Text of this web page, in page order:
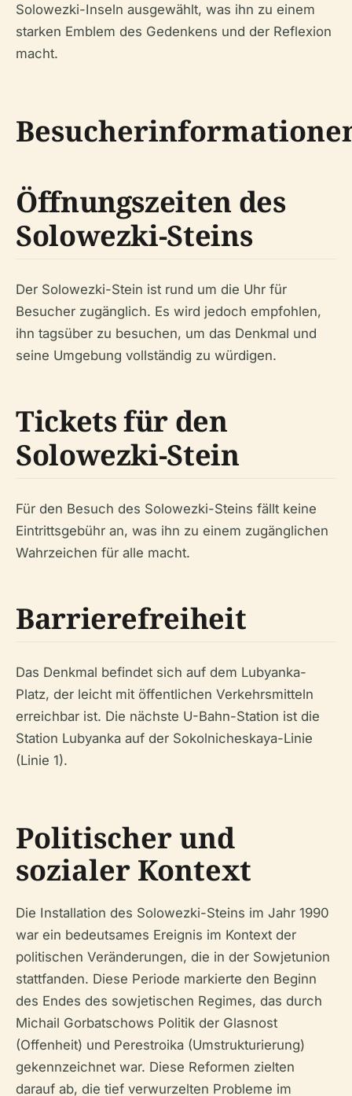
Solowezki-Inseln ausgewählt, was ihn zu einem
starken Emblem des Gedenkens und der Reflexion
macht.
Öffnungszeiten des
Solowezki-Steins
Der Solowezki-Stein ist rund um die Uhr für
Besucher zugänglich. Es wird jedoch empfohlen,
ihn tagsüber zu besuchen, um das Denkmal und
seine Umgebung vollständig zu würdigen.
Tickets für den
Solowezki-Stein
Für den Besuch des Solowezki-Steins fällt keine
Eintrittsgebühr an, was ihn zu einem zugänglichen
Wahrzeichen für alle macht.
Barrierefreiheit
Das Denkmal befindet sich auf dem Lubyanka-
Platz, der leicht mit öffentlichen Verkehrsmitteln
erreichbar ist. Die nächste U-Bahn-Station ist die
Station Lubyanka auf der Sokolnicheskaya-Linie
(Linie 1).
Politischer und
sozialer Kontext
Die Installation des Solowezki-Steins im Jahr 1990
war ein bedeutsames Ereignis im Kontext der
politischen Veränderungen, die in der Sowjetunion
stattfanden. Diese Periode markierte den Beginn
des Endes des sowjetischen Regimes, das durch
Michail Gorbatschows Politik der Glasnost
(Offenheit) und Perestroika (Umstrukturierung)
gekennzeichnet war. Diese Reformen zielten
darauf ab, die tief verwurzelten Probleme im